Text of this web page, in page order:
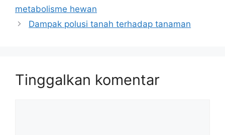
metabolisme hewan
Dampak polusi tanah terhadap tanaman
Tinggalkan komentar